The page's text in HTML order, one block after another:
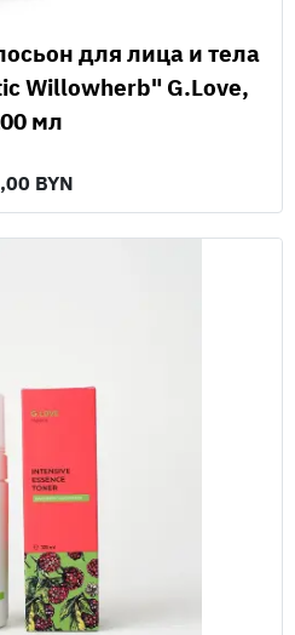
Willowherb" G.Love,
мл
BYN